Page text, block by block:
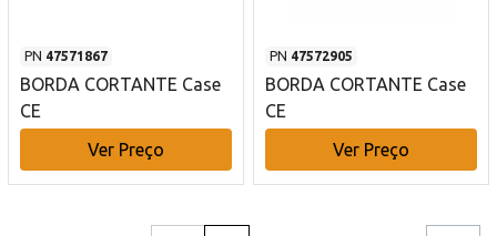
PN 47571867
BORDA CORTANTE Case
CE
Ver Preço
PN 47572905
BORDA CORTANTE Case
CE
Ver Preço